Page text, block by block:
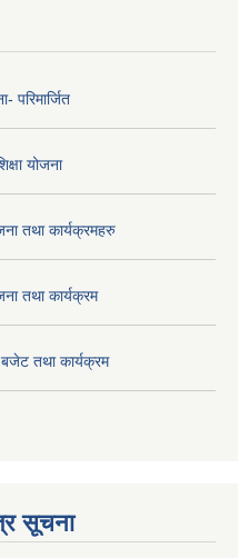
परिमार्जित
योजना
तथा कार्यक्रमहरु
तथा कार्यक्रम
तथा कार्यक्रम
सूचना